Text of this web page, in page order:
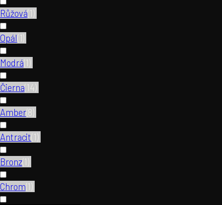
Růžová(1)
Opál(1)
Modrá(1)
Čierna(14)
Amber(8)
Antracit(1)
Bronz(1)
Chrom(1)